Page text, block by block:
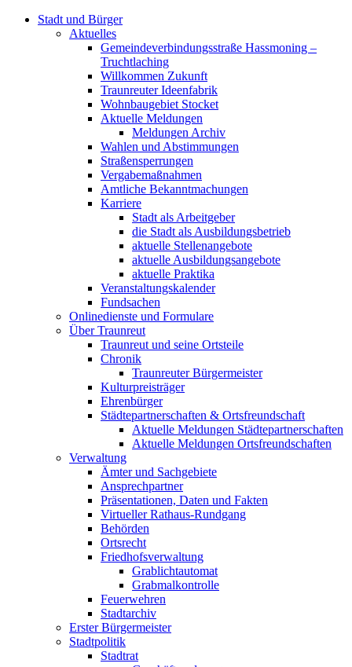
Stadt und Bürger
Aktuelles
Gemeindeverbindungsstraße Hassmoning –
Truchtlaching
Willkommen Zukunft
Traunreuter Ideenfabrik
Wohnbaugebiet Stocket
Aktuelle Meldungen
Meldungen Archiv
Wahlen und Abstimmungen
Straßensperrungen
Vergabemaßnahmen
Amtliche Bekanntmachungen
Karriere
Stadt als Arbeitgeber
die Stadt als Ausbildungsbetrieb
aktuelle Stellenangebote
aktuelle Ausbildungsangebote
aktuelle Praktika
Veranstaltungskalender
Fundsachen
Onlinedienste und Formulare
Über Traunreut
Traunreut und seine Ortsteile
Chronik
Traunreuter Bürgermeister
Kulturpreisträger
Ehrenbürger
Städtepartnerschaften & Ortsfreundschaft
Aktuelle Meldungen Städtepartnerschaften
Aktuelle Meldungen Ortsfreundschaften
Verwaltung
Ämter und Sachgebiete
Ansprechpartner
Präsentationen, Daten und Fakten
Virtueller Rathaus-Rundgang
Behörden
Ortsrecht
Friedhofsverwaltung
Grablichtautomat
Grabmalkontrolle
Feuerwehren
Stadtarchiv
Erster Bürgermeister
Stadtpolitik
Stadtrat